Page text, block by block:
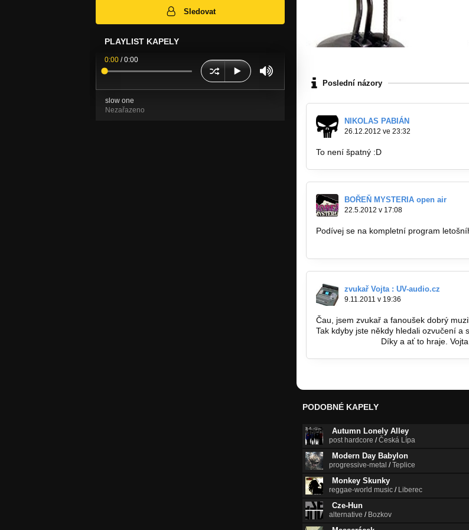
Sledovat
PLAYLIST KAPELY
0:00 /0:00
slow one
Nezařazeno
Poslední názory
NIKOLAS PABIÁN
26.12.2012 ve 23:32
To není špatný :D
BOŘEŇ MYSTERIA open air
22.5.2012 v 17:08
Podívej se na kompletní program
zvukař Vojta : UV-audio.cz
9.11.2011 v 19:36
Čau, jsem zvukař a fanoušek dobrý
Tak kdyby jste někdy hledali ozvučení a
Díky a ať to hraje. Vojta
PODOBNÉ KAPELY
Autumn Lonely Alley
post hardcore /Česká Lípa
Modern Day Babylon
progressive-metal /Teplice
Monkey Skunky
reggae-world music / Liberec
Cze-Hun
alternative / Bozkov